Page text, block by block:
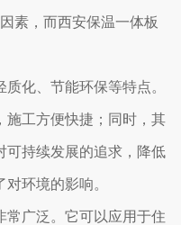
素，而西安保温一体板
化、节能环保等特点。
施工方便快捷；同时，其
可持续发展的追求，降低
环境的影响。
常广泛。它可以应用于住